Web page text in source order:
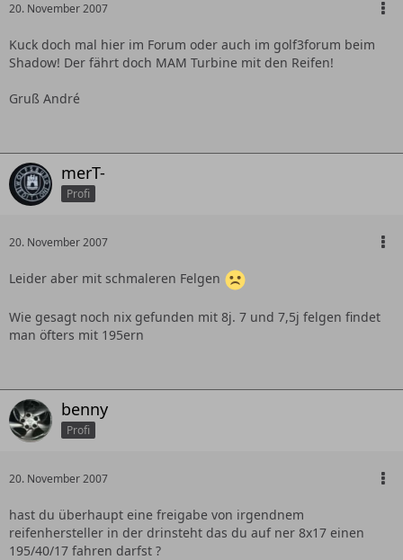
20. November 2007
Kuck doch mal hier im Forum oder auch im golf3forum beim
Shadow! Der fährt doch MAM Turbine mit den Reifen!
Gruß André
merT-
Profi
20. November 2007
Leider aber mit schmaleren Felgen
Wie gesagt noch nix gefunden mit 8j. 7 und 7,5j felgen findet
man öfters mit 195ern
benny
Profi
20. November 2007
hast du überhaupt eine freigabe von irgendnem
reifenhersteller in der drinsteht das du auf ner 8x17 einen
195/40/17 fahren darfst ?